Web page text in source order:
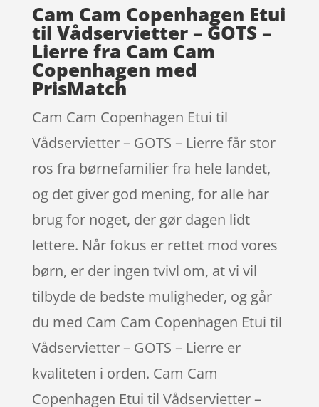
Cam Cam Copenhagen Etui
til Vådservietter – GOTS –
Lierre fra Cam Cam
Copenhagen med
PrisMatch
Cam Cam Copenhagen Etui til
Vådservietter – GOTS – Lierre får stor
ros fra børnefamilier fra hele landet,
og det giver god mening, for alle har
brug for noget, der gør dagen lidt
lettere. Når fokus er rettet mod vores
børn, er der ingen tvivl om, at vi vil
tilbyde de bedste muligheder, og går
du med Cam Cam Copenhagen Etui til
Vådservietter – GOTS – Lierre er
kvaliteten i orden. Cam Cam
Copenhagen Etui til Vådservietter –